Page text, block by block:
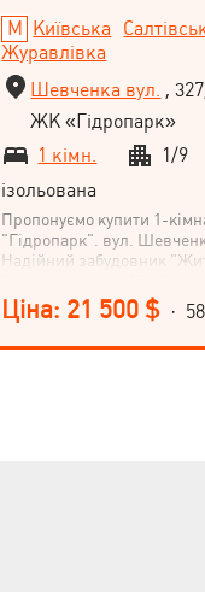
Київська
Журавлівка
Шевченка вул. ,
ЖК «Гідропарк»
1 кімн.
1/9
ізольована
Пропонуємо купити 1-
"Гідропарк". вул.
Надійний забудовник
стані під ваш
палстикові вікна, вхідні
розведення опалення,
Ціна: 21 500 $ ·